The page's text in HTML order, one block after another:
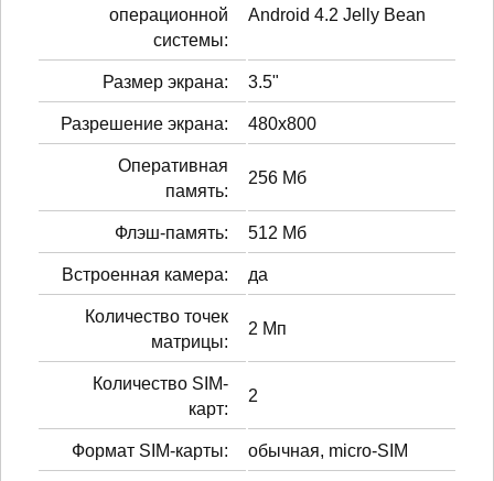
операционной
системы:
Android 4.2 Jelly Bean
Размер экрана: 3.5"
Разрешение экрана: 480x800
Оперативная
память:
256 Мб
Флэш-память: 512 Мб
Встроенная камера: да
Количество точек
матрицы:
2 Мп
Количество SIM-
карт:
2
Формат SIM-карты: обычная, micro-SIM